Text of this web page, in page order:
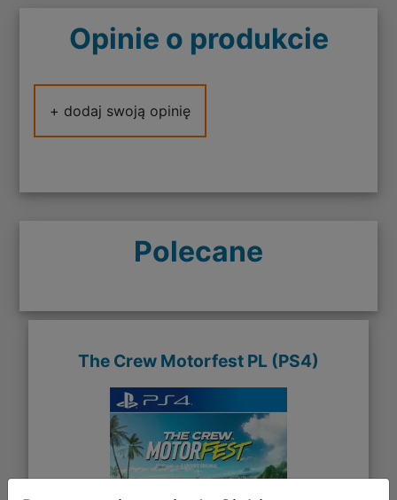
Opinie o produkcie
+ dodaj swoją opinię
Polecane
The Crew Motorfest PL (PS4)